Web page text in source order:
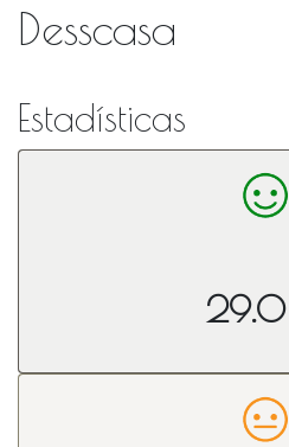
Desscasa
Estadísticas
29.0